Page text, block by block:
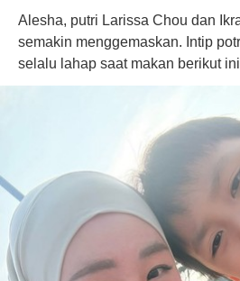
Alesha, putri Larissa Chou dan
semakin menggemaskan. Intip
selalu lahap saat makan berikut